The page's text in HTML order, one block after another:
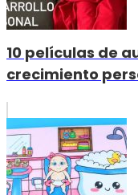
10 películas de
crecimiento